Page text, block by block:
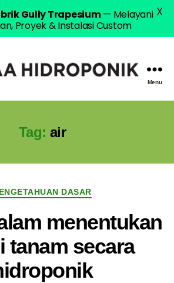
Hidroponik
Menu
Tag: air
Categories
DASAR
menentukan
tanam secara
Gully Trapesium— Melayani
Proyek & Instalasi Custom
X